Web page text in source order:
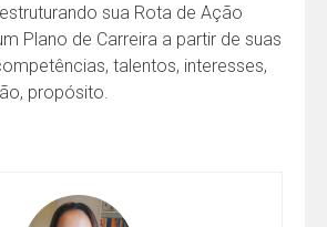
sua Rota de Ação
Plano de Carreira a partir de suas
talentos, interesses,
propósito.